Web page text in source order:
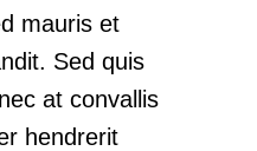
mauris et
Sed quis
at convallis
hendrerit